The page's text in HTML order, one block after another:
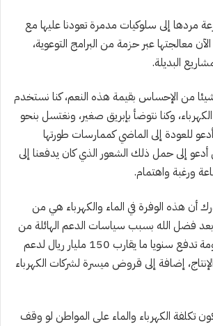
مردها إلى سلوكيات مدمرة تعودنا عليها مع
معالجتها عبر حزمة من البرامج التوعوية،
البديلة.
من الإحساس بقيمة هذه النعم، كنا نستخدم
وكنا نتوضأ بإبريق صغير، ونغتسل بنحو
للعودة إلى الماضي كممارسات طورتها
أدعو إلى حمل ذلك الشعور الذي كان يدفعنا إلى
ورغبة واهتمام.
أن هذه الوفرة في الماء والكهرباء هي من
بعد فضل الله بسبب سياسات الدعم الهائلة من
قبل الحكومة، فالحكومة تدفع سنويا ما يقارب 150 مليار ريال لدعم
إضافة إلى قروض ميسرة لشركات الكهرباء
تكلفة الكهرباء والماء على المواطن لو وقف